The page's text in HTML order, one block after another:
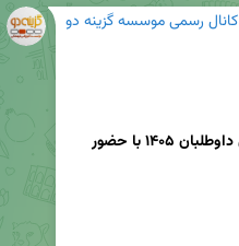
کانال رسمی موسسه گزینه دو
وبینار مشاوره ای گزینه دو ویژه ی داوطلبان ۱۴۰۵ با حضور